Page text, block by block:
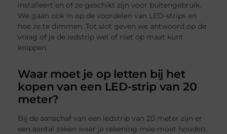
installeert en of ze geschikt zijn voor buitengebruik.
We gaan ook in op de voordelen van LED-strips en
hoe ze te dimmen. Tot slot geven we antwoord op de
vraag of je de ledstrip wel of niet op maat kunt
knippen.
Waar moet je op letten bij het
kopen van een LED-strip van 20
meter?
Bij de aanschaf van een ledstrip van 20 meter zijn er
een aantal zaken waar je rekening mee moet houden.